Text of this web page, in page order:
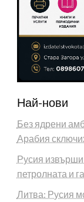
Най-нови
Без ядрени
Арабия
Русия
петролната и
Литва: Русия